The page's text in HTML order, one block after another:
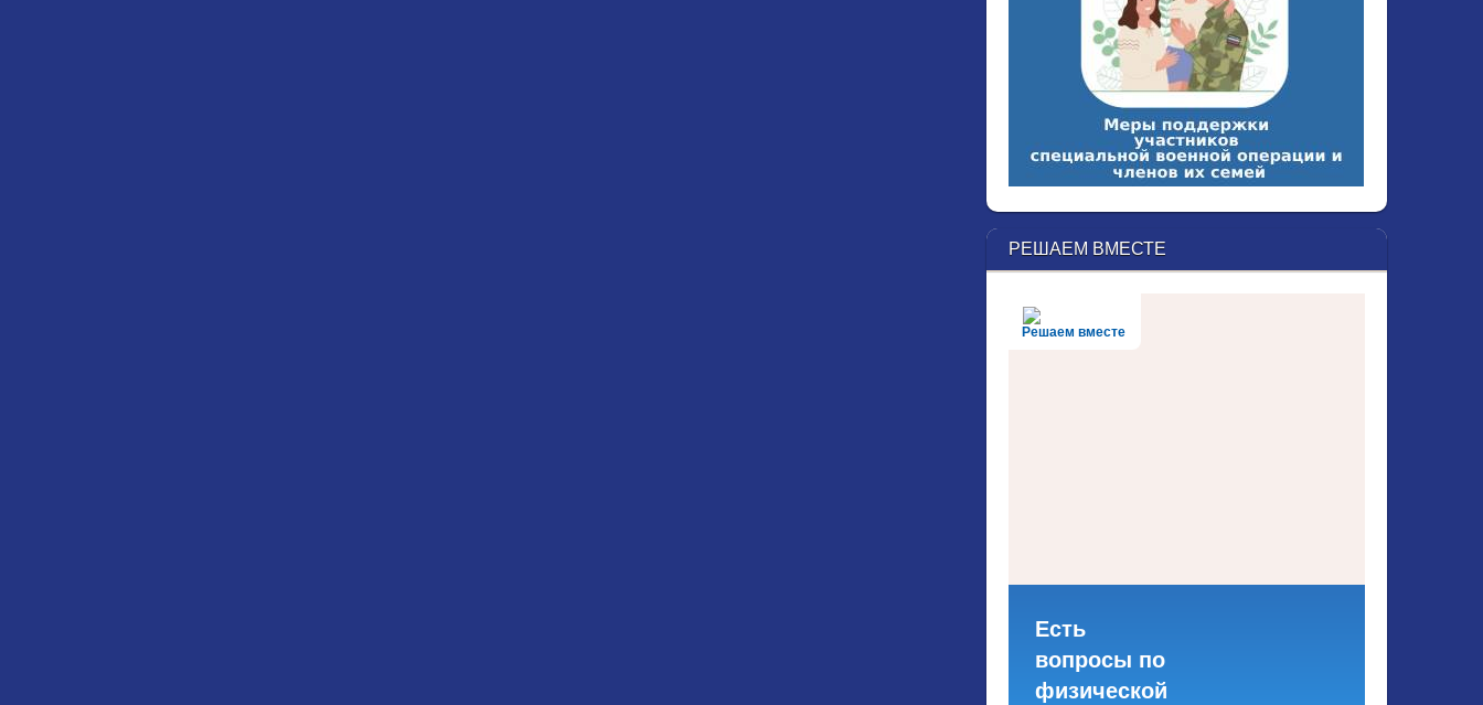
РЕШАЕМ ВМЕСТЕ
Решаем вместе
Есть
вопросы по
физической